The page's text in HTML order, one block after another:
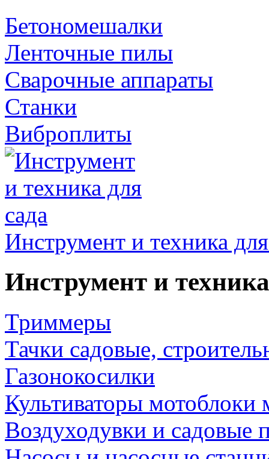
Бетономешалки
Ленточные пилы
Сварочные аппараты
Станки
Виброплиты
Инструмент и техника
Инструмент и
Триммеры
Тачки садовые,
Газонокосилки
Культиваторы мотоблоки
Воздуходувки и садовые